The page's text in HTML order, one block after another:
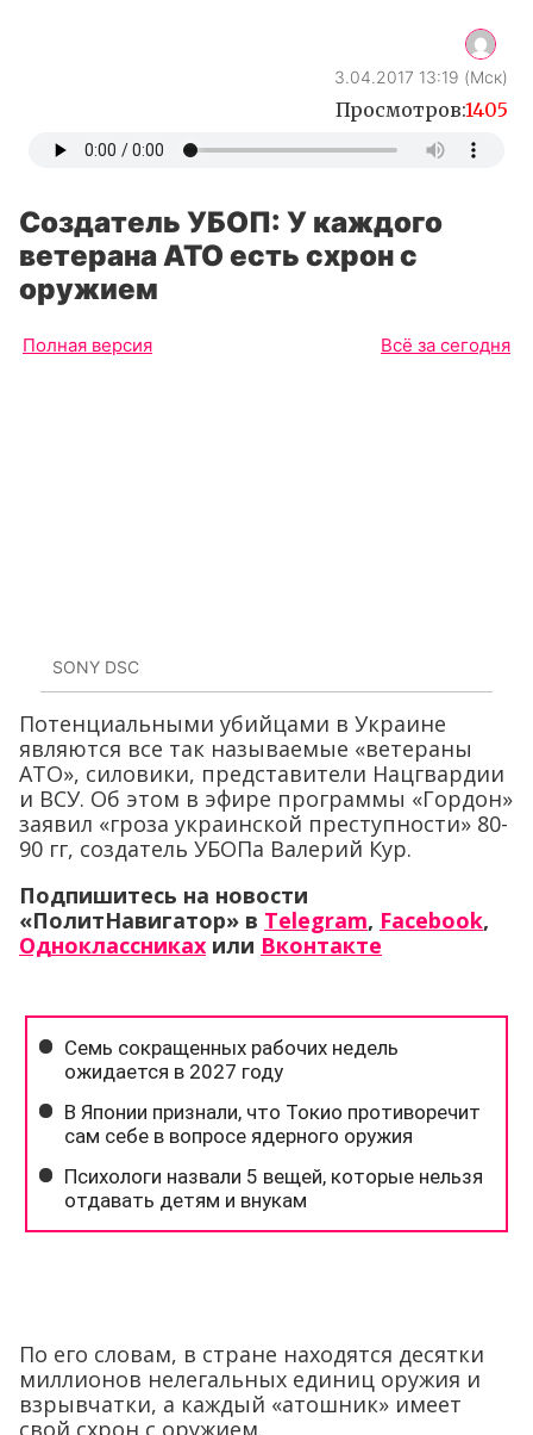
3.04.2017 13:19 (Мск)
Просмотров:1405
Создатель УБОП: У каждого
ветерана АТО есть схрон с
оружием
Полная версия Всё за сегодня
SONY DSC
Потенциальными убийцами в Украине
являются все так называемые «ветераны
АТО», силовики, представители Нацгвардии
и ВСУ. Об этом в эфире программы «Гордон»
заявил «гроза украинской преступности» 80-
90 гг, создатель УБОПа Валерий Кур.
Подпишитесь на новости
«ПолитНавигатор» в Telegram, Facebook,
Одноклассниках или Вконтакте
По его словам, в стране находятся десятки
миллионов нелегальных единиц оружия и
взрывчатки, а каждый «атошник» имеет
свой схрон с оружием.